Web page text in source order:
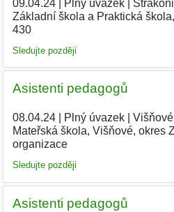
09.04.24| Plný úvazek|
Základní škola a Praktická
430|
Sledujte později
Asistenti pedagogů
08.04.24| Plný úvazek| Višňové|
Mateřská škola, Višňové, okres
organizace|
Sledujte později
Asistenti pedagogů